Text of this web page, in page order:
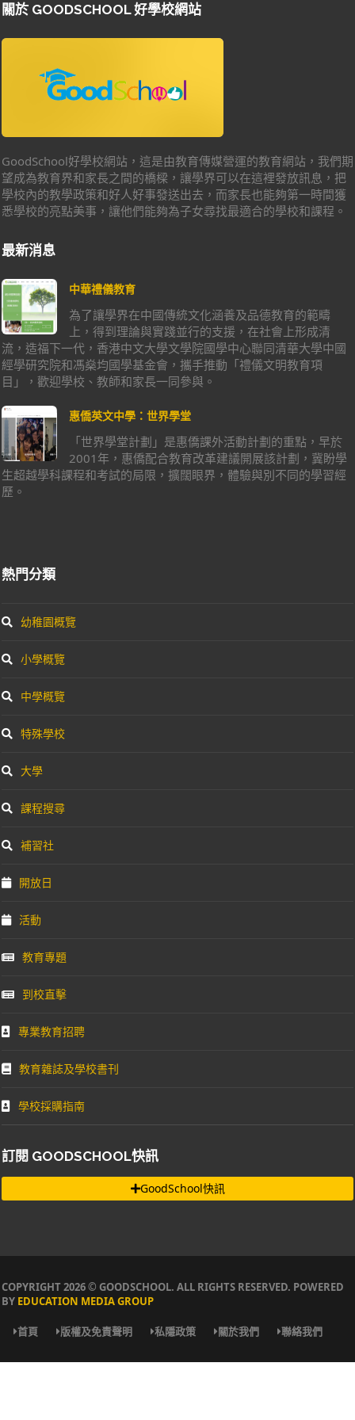
關於 GOODSCHOOL 好學校網站
GoodSchool好學校網站，這是由教育傳媒營運的教育網站，我們期
望成為教育界和家長之間的橋樑，讓學界可以在這裡發放訊息，把
學校內的教學政策和好人好事發送出去，而家長也能夠第一時間獲
悉學校的亮點美事，讓他們能夠為子女尋找最適合的學校和課程。
最新消息
中華禮儀教育
為了讓學界在中國傳統文化涵養及品德教育的範疇
上，得到理論與實踐並行的支援，在社會上形成清
流，造福下一代，香港中文大學文學院國學中心聯同清華大學中國
經學研究院和馮燊均國學基金會，攜手推動「禮儀文明教育項
目」，歡迎學校、教師和家長一同參與。
惠僑英文中學：世界學堂
「世界學堂計劃」是惠僑課外活動計劃的重點，早於
2001年，惠僑配合教育改革建議開展該計劃，冀盼學
生超越學科課程和考試的局限，擴闊眼界，體驗與別不同的學習經
歷。
熱門分類
幼稚園概覽
小學概覽
中學概覽
特殊學校
大學
課程搜尋
補習社
開放日
活動
教育專題
到校直擊
專業教育招聘
教育雜誌及學校書刊
學校採購指南
訂閱 GOODSCHOOL快訊
GoodSchool快訊
COPYRIGHT 2026 © GOODSCHOOL. ALL RIGHTS RESERVED. POWERED
BY EDUCATION MEDIA GROUP
首頁 版權及免責聲明 私隱政策 關於我們 聯絡我們